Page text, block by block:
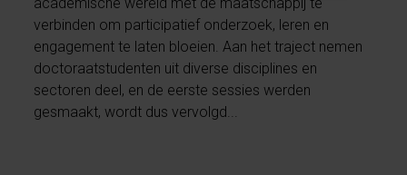
verbinden om participatief onderzoek, leren en
engagement te laten bloeien. Aan het traject nemen
doctoraatstudenten uit diverse disciplines en
sectoren deel, en de eerste sessies werden
gesmaakt, wordt dus vervolgd...